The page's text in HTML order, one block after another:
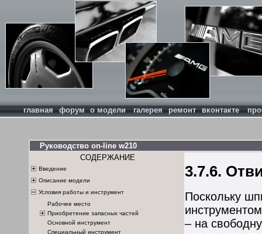
главная форум о модели галерея ремонт вконтакте
Руководство on-line w210
СОДЕРЖАНИЕ
Введение
Описание модели
Условия работы и инструмент
Рабочее место
Приобретение запасных частей
Основной инструмент
Специальный инструмент
3.7.6.
Поскольку
– на